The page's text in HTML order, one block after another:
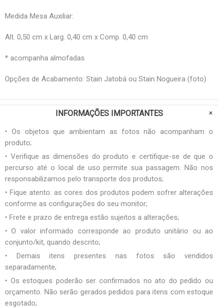
Medida Mesa Auxiliar:
Alt. 0,50 cm x Larg. 0,40 cm x Comp. 0,40 cm
* acompanha almofadas
Opções de Acabamento: Stain Jatobá ou Stain Nogueira (foto)
INFORMAÇÕES IMPORTANTES
• Os objetos que ambientam as fotos não acompanham o
produto;
• Verifique as dimensões do produto e certifique-se de que o
percurso até o local de uso permite sua passagem. Não nos
responsabilizamos pelo transporte dos produtos;
• Fique atento: as cores dos produtos podem sofrer alterações
conforme as configurações do seu monitor;
• Frete e prazo de entrega estão sujeitos a alterações;
• O valor informado corresponde ao produto unitário ou ao
conjunto/kit, quando descrito;
• Demais itens presentes nas fotos são vendidos
separadamente;
• Os estoques poderão ser confirmados no ato do pedido ou
orçamento. Não serão gerados pedidos para itens com estoque
esgotado;